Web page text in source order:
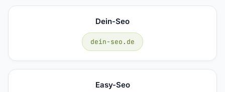
Dein-Seo
dein-seo.de
Easy-Seo